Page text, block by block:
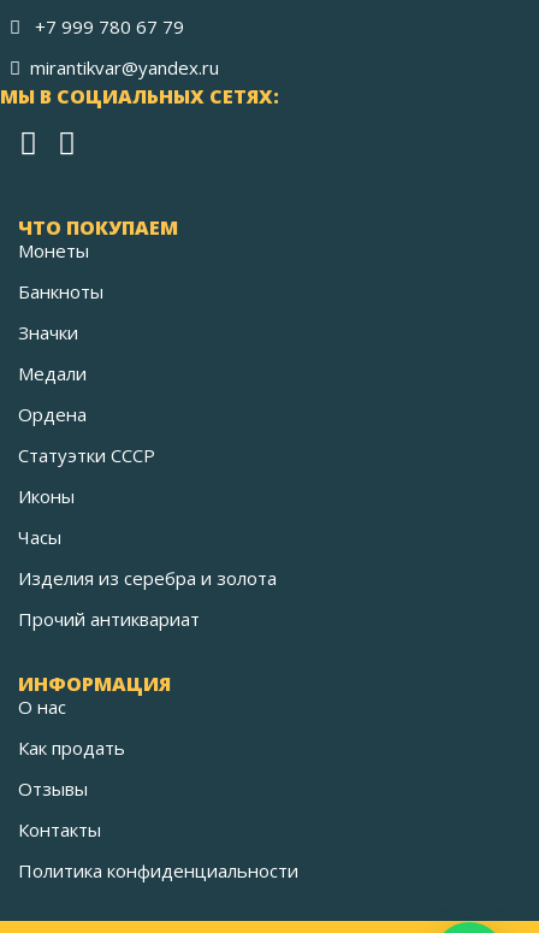
+7 999 780 67 79
mirantikvar@yandex.ru
МЫ В СОЦИАЛЬНЫХ СЕТЯХ:
ЧТО ПОКУПАЕМ
Монеты
Банкноты
Значки
Медали
Ордена
Статуэтки СССР
Иконы
Часы
Изделия из серебра и золота
Прочий антиквариат
ИНФОРМАЦИЯ
О нас
Как продать
Отзывы
Контакты
Политика конфиденциальности